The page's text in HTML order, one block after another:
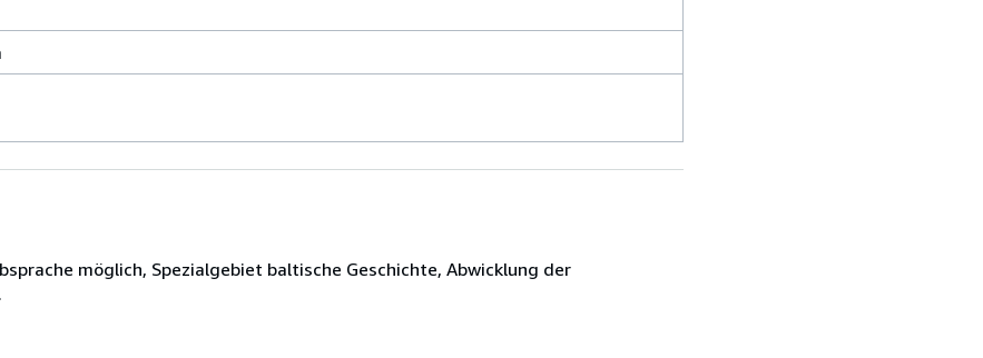
möglich, Spezialgebiet baltische Geschichte, Abwicklung der